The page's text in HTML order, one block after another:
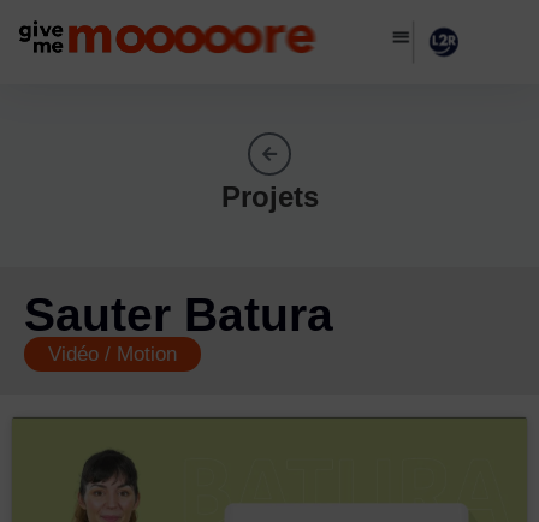
Projets
Sauter Batura
Vidéo / Motion